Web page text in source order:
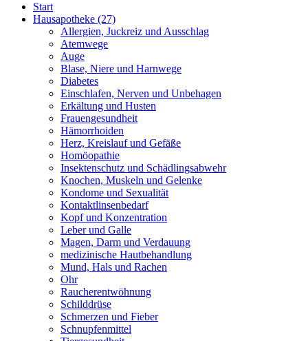
Start
Hausapotheke (27)
Allergien, Juckreiz und Ausschlag
Atemwege
Auge
Blase, Niere und Harnwege
Diabetes
Einschlafen, Nerven und Unbehagen
Erkältung und Husten
Frauengesundheit
Hämorrhoiden
Herz, Kreislauf und Gefäße
Homöopathie
Insektenschutz und Schädlingsabwehr
Knochen, Muskeln und Gelenke
Kondome und Sexualität
Kontaktlinsenbedarf
Kopf und Konzentration
Leber und Galle
Magen, Darm und Verdauung
medizinische Hautbehandlung
Mund, Hals und Rachen
Ohr
Raucherentwöhnung
Schilddrüse
Schmerzen und Fieber
Schnupfenmittel